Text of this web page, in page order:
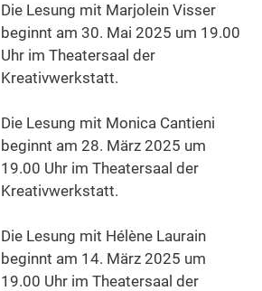
Die Lesung mit Marjolein Visser
beginnt am 30. Mai 2025 um 19.00
Uhr im Theatersaal der
Kreativwerkstatt.
Die Lesung mit Monica Cantieni
beginnt am 28. März 2025 um
19.00 Uhr im Theatersaal der
Kreativwerkstatt.
Die Lesung mit Hélène Laurain
beginnt am 14. März 2025 um
19.00 Uhr im Theatersaal der